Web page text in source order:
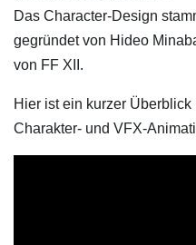
Das Character-Design
gegründet von Hideo
von FF XII.
Hier ist ein kurzer
Charakter- und VFX-